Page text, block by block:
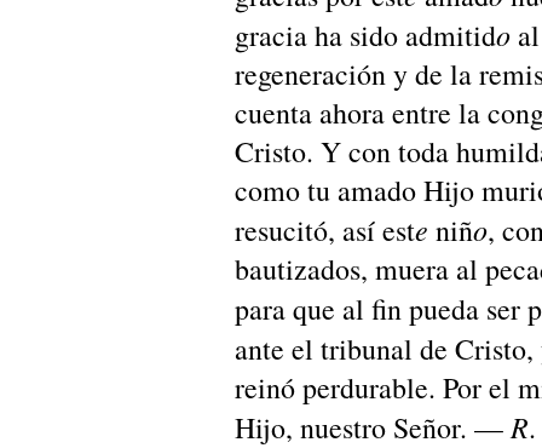
gracia ha sido admitido
regeneración y de la
cuenta ahora entre la
Cristo. Y con toda
como tu amado Hijo
resucitó, así este niño,
bautizados, muera al
para que al fin pueda ser
ante el tribunal de Cristo,
reinó perdurable. Por el
Hijo, nuestro Señor. —R